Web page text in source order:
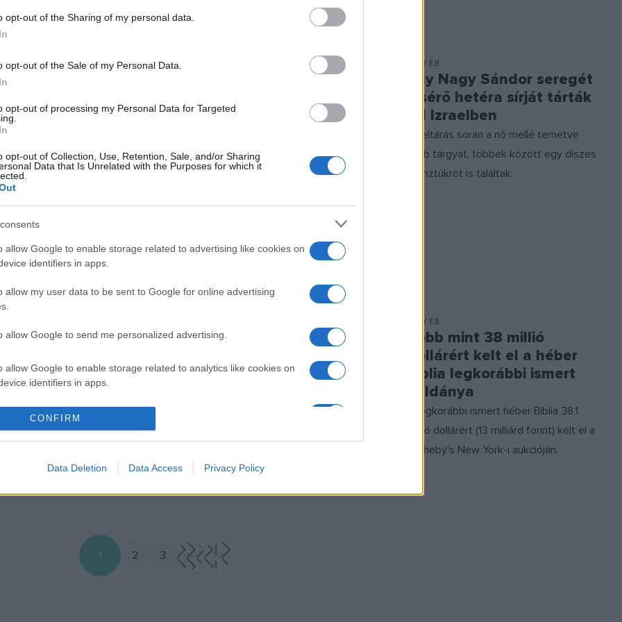
opt-out of the Sharing of my personal data.
opt-out of the Sale of my Personal Data.
opt-out of processing my Personal Data for Targeted
opt-out of Collection, Use, Retention, Sale, and/or Sharing
Data that Is Unrelated with the Purposes for which it
allow Google to enable storage related to advertising like cookies on
identifiers in apps.
allow my user data to be sent to Google for online advertising
allow Google to send me personalized advertising.
allow Google to enable storage related to analytics like cookies on
identifiers in apps.
allow Google to enable storage related to functionality of the website
CONFIRM
Data Deletion Data Access Privacy Policy
felkelés föld
Galileában
ig tartott, Simon Bar Kohba
elleni zsidó felkelés föld
és alagútjait tárták fel a
északi részén, Galileában.
KULTPOL
nemzetközi művészeti
Már csaknem kilencezren, köztük
művészek, kurátorok és
övezeti háború miatt – jelentette a
EGYÉB
Egy Nagy Sándor seregét
kísérő hetéra sírját tárták
fel Izraelben
A feltárás során a nő mellé temetve
több tárgyat, többek között egy díszes
bronztükröt is találtak.
varázstükröt
varázstükörre
középiskolás Észak-
Szenzációs mozaikleletet
Jodi Magness, a Chapel Hill-i Észak-
EGYÉB
Több mint 38 millió
dollárért kelt el a héber
Biblia legkorábbi ismert
példánya
A legkorábbi ismert héber Biblia 38,1
millió dollárért (13 milliárd forint) kelt el a
Sotheby's New York-i aukcióján.
1 2 3 > >>